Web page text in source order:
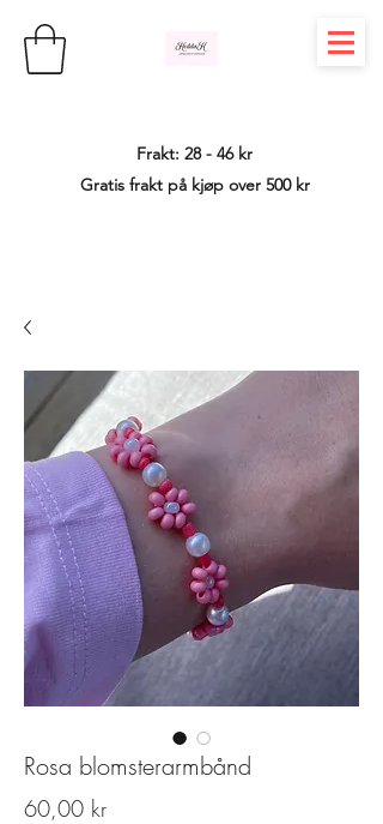
Frakt: 28 - 46 kr
Gratis frakt på kjøp over 500 kr
Rosa blomsterarmbånd
60,00 krPris